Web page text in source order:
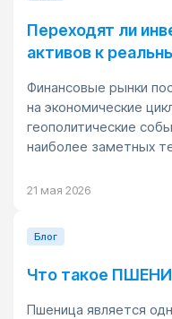
Переходят ли
активов к
Финансовые рынки
на экономические
геополитические
наиболее заметных
21 мая 2026
Блог
Что такое
Пшеница является